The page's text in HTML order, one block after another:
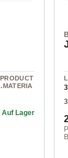
Auf Lager